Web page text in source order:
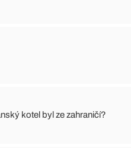
kotel byl ze zahraničí?